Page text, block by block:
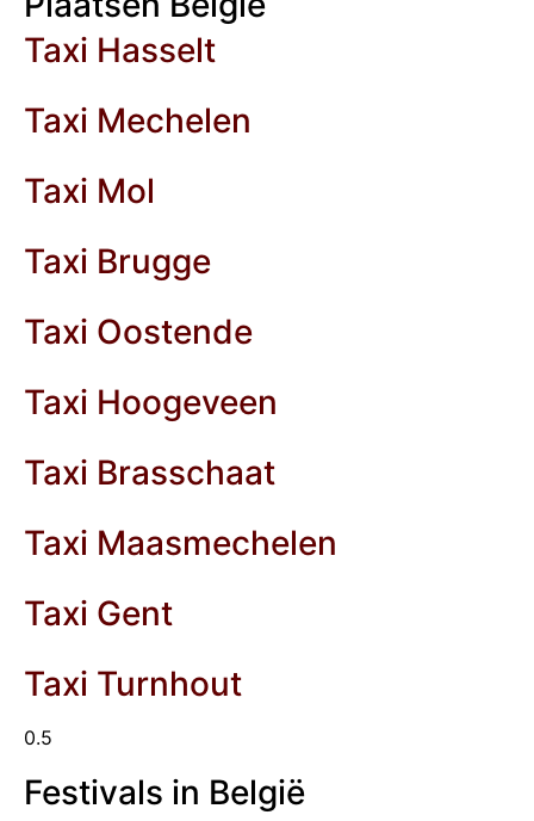
Taxi Hasselt
Taxi Mechelen
Taxi Mol
Taxi Brugge
Taxi Oostende
Taxi Hoogeveen
Taxi Brasschaat
Taxi Maasmechelen
Taxi Gent
Taxi Turnhout
Festivals in België